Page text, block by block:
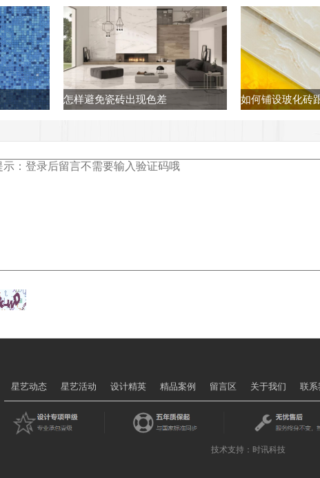
怎样避免瓷砖出现色差 如何铺设玻化砖
星艺动态 星艺活动 设计精英 精品案例 留言区 关于我们 联系
技术支持：时讯科技